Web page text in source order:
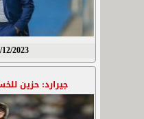
17/12/2023 -
جيرارد: حزين